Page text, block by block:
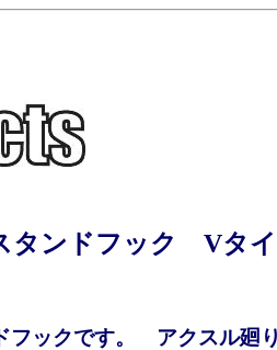
タンドフック Vタ
フックです。 アクスル廻